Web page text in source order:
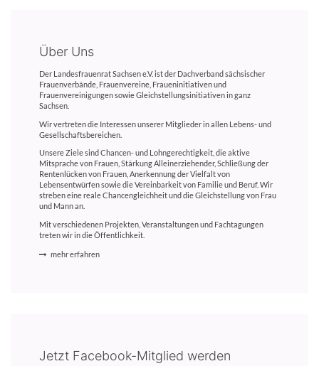
Über Uns
Der Landesfrauenrat Sachsen e.V. ist der Dachverband sächsischer
Frauenverbände, Frauenvereine, Fraueninitiativen und
Frauenvereinigungen sowie Gleichstellungsinitiativen in ganz
Sachsen.
Wir vertreten die Interessen unserer Mitglieder in allen Lebens- und
Gesellschaftsbereichen.
Unsere Ziele sind Chancen- und Lohngerechtigkeit, die aktive
Mitsprache von Frauen, Stärkung Alleinerziehender, Schließung der
Rentenlücken von Frauen, Anerkennung der Vielfalt von
Lebensentwürfen sowie die Vereinbarkeit von Familie und Beruf. Wir
streben eine reale Chancengleichheit und die Gleichstellung von Frau
und Mann an.
Mit verschiedenen Projekten, Veranstaltungen und Fachtagungen
treten wir in die Öffentlichkeit.
mehr erfahren
Jetzt Facebook-Mitglied werden